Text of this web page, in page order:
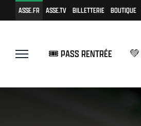
ASSE.FR ASSE.TV BILLETTERIE BOUTIQUE
🎟️ PASS RENTRÉE 💚